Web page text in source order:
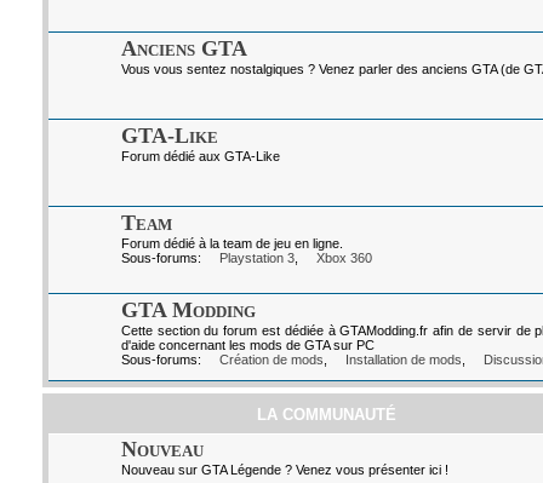
Anciens GTA
Vous vous sentez nostalgiques ? Venez parler des anciens GTA (de
GTA-Like
Forum dédié aux GTA-Like
Team
Forum dédié à la team de jeu en ligne.
Sous-forums:
Playstation 3, Xbox 360
GTA Modding
Cette section du forum est dédiée à GTAModding.fr afin de servir de
d'aide concernant les mods de GTA sur PC
Sous-forums:
Création de mods Installation de mods
LA COMMUNAUTÉ
Nouveau
Nouveau sur GTA Légende ? Venez vous présenter ici !